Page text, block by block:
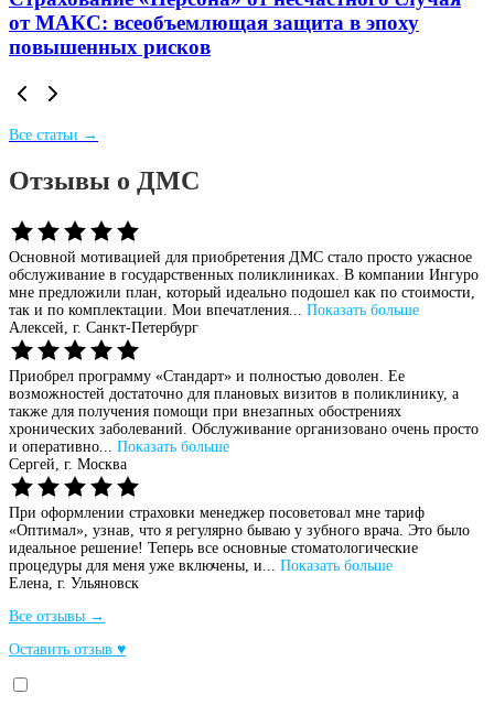
от МАКС: всеобъемлющая защита в эпоху
повышенных рисков
Все статьи →
Отзывы о ДМС
Основной мотивацией для приобретения ДМС стало просто ужасное
обслуживание в государственных поликлиниках. В компании Ингуро
мне предложили план, который идеально подошел как по стоимости,
так и по комплектации. Мои впечатления... Показать больше
Алексей, г. Санкт-Петербург
Приобрел программу «Стандарт» и полностью доволен. Ее
возможностей достаточно для плановых визитов в поликлинику, а
также для получения помощи при внезапных обострениях
хронических заболеваний. Обслуживание организовано очень просто
и оперативно... Показать больше
Сергей, г. Москва
При оформлении страховки менеджер посоветовал мне тариф
«Оптимал», узнав, что я регулярно бываю у зубного врача. Это было
идеальное решение! Теперь все основные стоматологические
процедуры для меня уже включены, и... Показать больше
Елена, г. Ульяновск
Все отзывы →
Оставить отзыв ♥